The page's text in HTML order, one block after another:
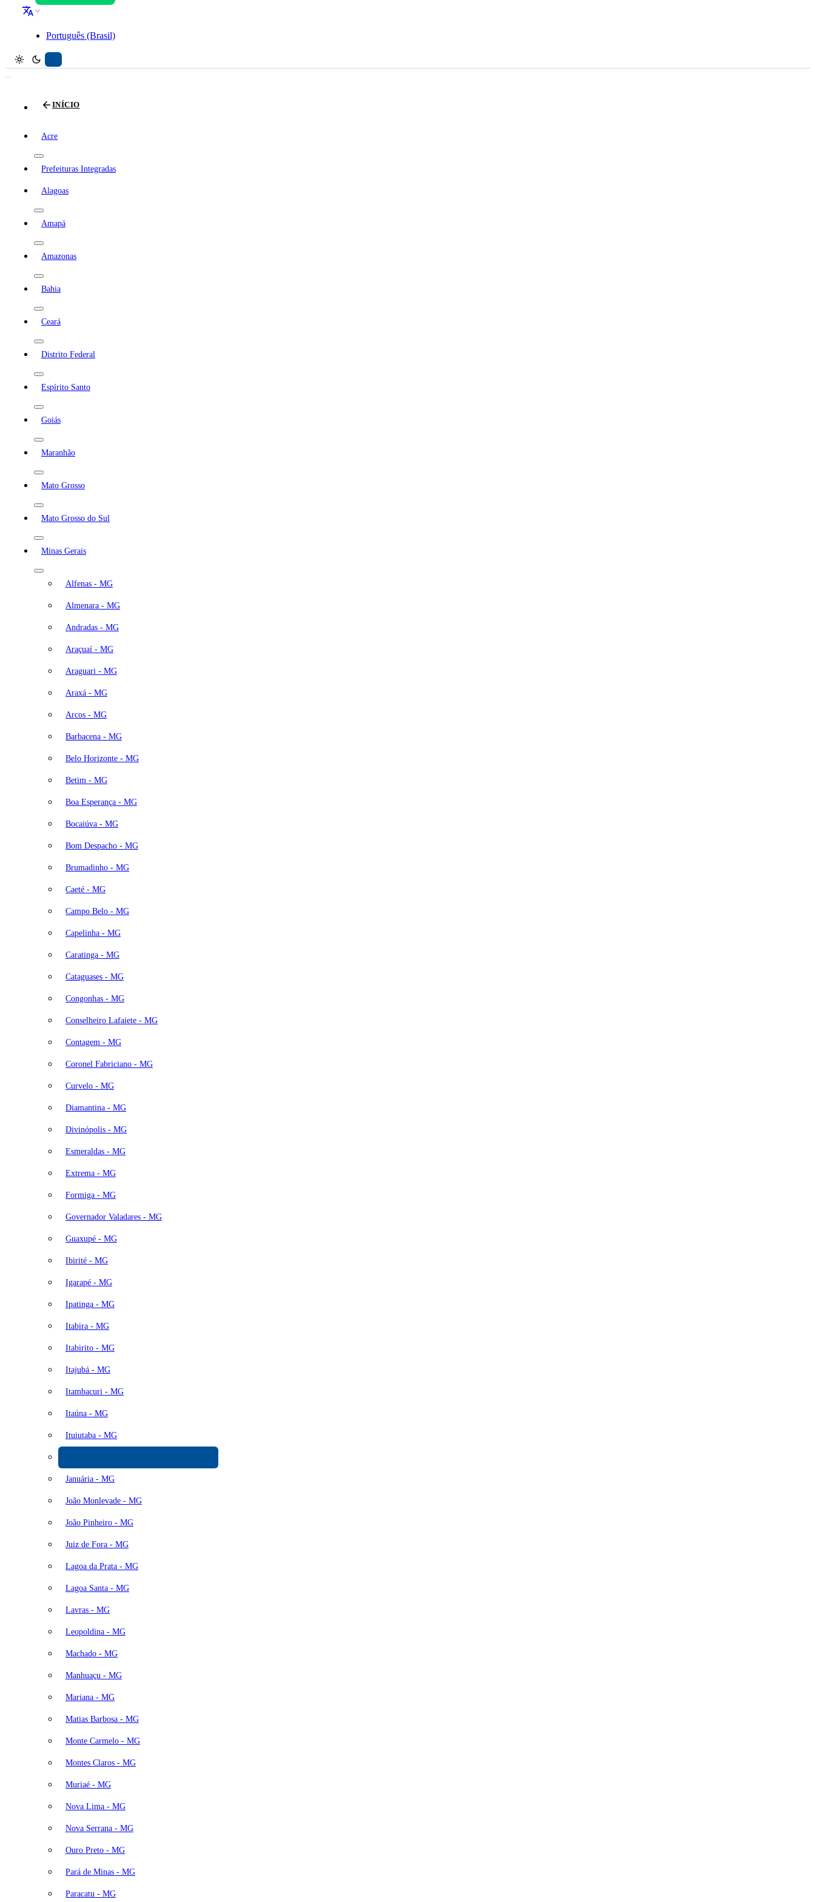
Português (Brasil)
INÍCIO
Acre
Prefeituras Integradas
Alagoas
Amapá
Amazonas
Bahia
Ceará
Distrito Federal
Espírito Santo
Goiás
Maranhão
Mato Grosso
Mato Grosso do Sul
Minas Gerais
Alfenas - MG
Almenara - MG
Andradas - MG
Araçuaí - MG
Araguari - MG
Araxá - MG
Arcos - MG
Barbacena - MG
Belo Horizonte - MG
Betim - MG
Boa Esperança - MG
Bocaiúva - MG
Bom Despacho - MG
Brumadinho - MG
Caeté - MG
Campo Belo - MG
Capelinha - MG
Caratinga - MG
Cataguases - MG
Congonhas - MG
Conselheiro Lafaiete - MG
Contagem - MG
Coronel Fabriciano - MG
Curvelo - MG
Diamantina - MG
Divinópolis - MG
Esmeraldas - MG
Extrema - MG
Formiga - MG
Governador Valadares - MG
Guaxupé - MG
Ibirité - MG
Igarapé - MG
Ipatinga - MG
Itabira - MG
Itabirito - MG
Itajubá - MG
Itambacuri - MG
Itaúna - MG
Ituiutaba - MG
Januária - MG
João Monlevade - MG
João Pinheiro - MG
Juiz de Fora - MG
Lagoa da Prata - MG
Lagoa Santa - MG
Lavras - MG
Leopoldina - MG
Machado - MG
Manhuaçu - MG
Mariana - MG
Matias Barbosa - MG
Monte Carmelo - MG
Montes Claros - MG
Muriaé - MG
Nova Lima - MG
Nova Serrana - MG
Ouro Preto - MG
Pará de Minas - MG
Paracatu - MG